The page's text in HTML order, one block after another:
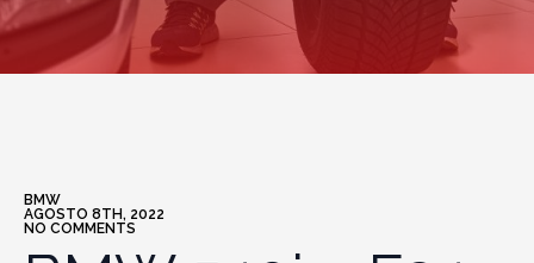
BMW
AGOSTO 8TH, 2022
NO COMMENTS